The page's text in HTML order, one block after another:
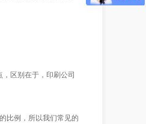
区别在于，印刷公司
比例，所以我们常见的